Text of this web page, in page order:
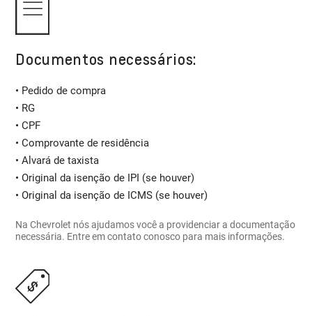
Documentos necessários:
• Pedido de compra
• RG
• CPF
• Comprovante de residência
• Alvará de taxista
• Original da isenção de IPI (se houver)
• Original da isenção de ICMS (se houver)
Na Chevrolet nós ajudamos você a providenciar a documentação
necessária. Entre em contato conosco para mais informações.